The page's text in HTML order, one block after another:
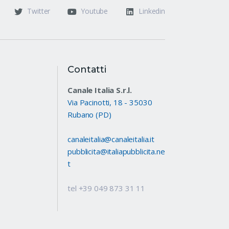
Twitter Youtube Linkedin
Contatti
Canale Italia S.r.l.
Via Pacinotti, 18 - 35030
Rubano (PD)
canaleitalia@canaleitalia.it
pubblicita@italiapubblicita.ne
t
tel +39 049 873 31 11